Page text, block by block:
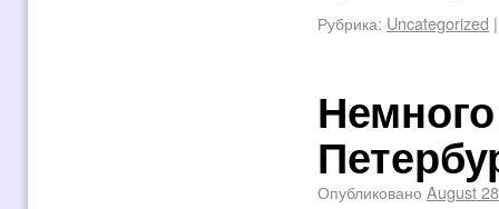
Рубрика: Uncategorized |
Опубликовано August